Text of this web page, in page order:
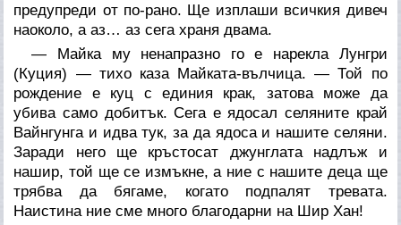
предупреди от по-рано. Ще изплаши всичкия дивеч
наоколо, а аз… аз сега храня двама.
— Майка му ненапразно го е нарекла Лунгри
(Куция) — тихо каза Майката-вълчица. — Той по
рождение е куц с единия крак, затова може да
убива само добитък. Сега е ядосал селяните край
Вайнгунга и идва тук, за да ядоса и нашите селяни.
Заради него ще кръстосат джунглата надлъж и
нашир, той ще се измъкне, а ние с нашите деца ще
трябва да бягаме, когато подпалят тревата.
Наистина ние сме много благодарни на Шир Хан!